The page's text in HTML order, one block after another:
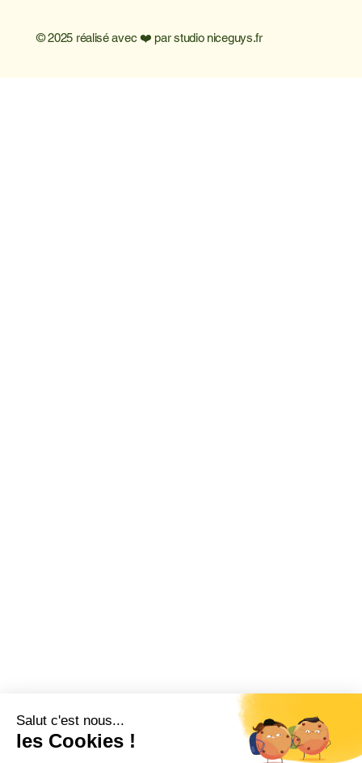
© 2025 réalisé avec ❤️ parstudio niceguys.fr